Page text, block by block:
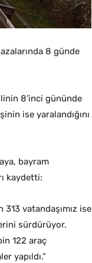
8 günde
8’inci gününde
ise yaralandığını
bayram
kaydetti:
vatandaşımız ise
sürdürüyor.
122 araç
yapıldı.”